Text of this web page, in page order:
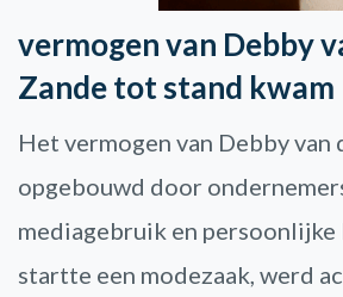
vermogen van Debby
Zande tot stand kwam
Het vermogen van Debby van
opgebouwd door
mediagebruik en persoonlijke
startte een modezaak, werd